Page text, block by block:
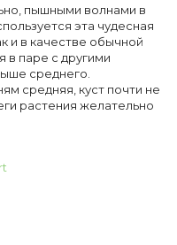
пышными волнами в
эта чудесная
и в качестве обычной
в паре с другими
среднего.
средняя, куст почти не
растения желательно